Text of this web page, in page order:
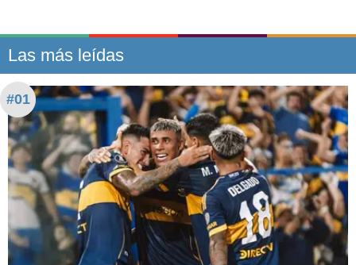
Las más leídas
#01